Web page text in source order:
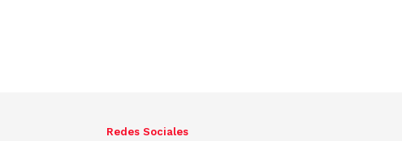
Redes Sociales